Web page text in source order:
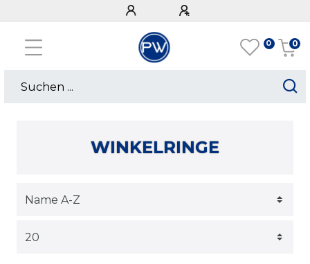
0 0
WINKELRINGE